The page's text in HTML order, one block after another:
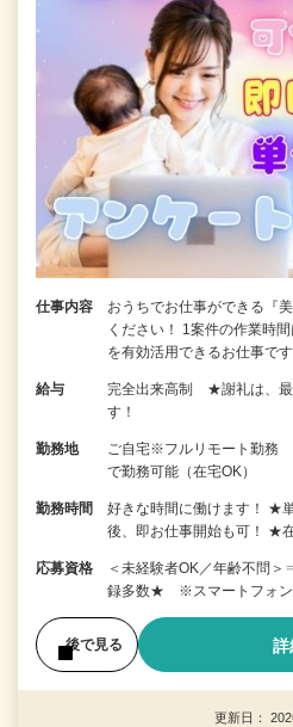
仕事内容
おうちでお仕事ができる『
ください！ 1案件の作業時
を有効活用できるお仕事で
給与
完全出来高制 ★謝礼は、最
す！
勤務地
ご自宅※フルリモート勤務
で勤務可能（在宅OK）
勤務時間
好きな時間に働けます！ ★
後、即お仕事開始も可！ ★
応募資格
＜未経験者OK／年齢不問
録多数★ ※スマートフォン
後で見る 詳
更新日：